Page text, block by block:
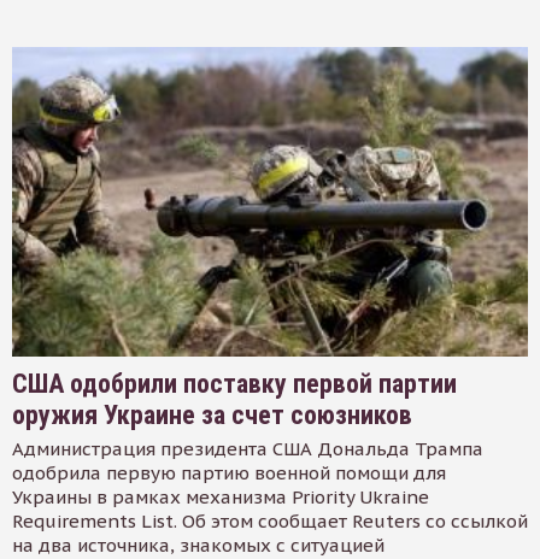
США одобрили поставку первой партии
оружия Украине за счет союзников
Администрация президента США Дональда Трампа
одобрила первую партию военной помощи для
Украины в рамках механизма Priority Ukraine
Requirements List. Об этом сообщает Reuters со ссылкой
на два источника, знакомых с ситуацией